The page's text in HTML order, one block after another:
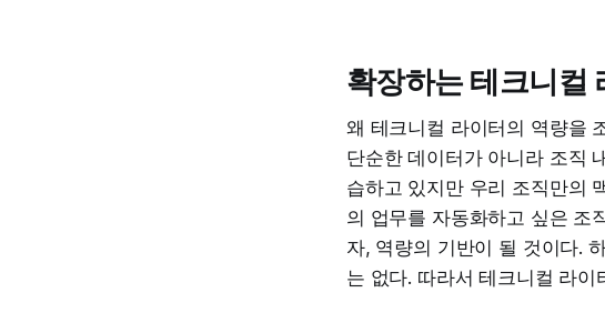
확장하는 테크니컬
왜 테크니컬 라이터의 역량을
단순한 데이터가 아니라 조직
습하고 있지만 우리 조직만의
의 업무를 자동화하고 싶은 조
자, 역량의 기반이 될 것이다.
는 없다. 따라서 테크니컬 라